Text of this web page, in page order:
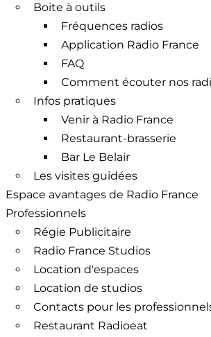
Boite à outils
Fréquences radios
Application Radio France
FAQ
Comment écouter nos
Infos pratiques
Venir à Radio France
Restaurant-brasserie
Bar Le Belair
Les visites guidées
Espace avantages de Radio France
Professionnels
Régie Publicitaire
Radio France Studios
Location d'espaces
Location de studios
Contacts pour les
Restaurant Radioeat